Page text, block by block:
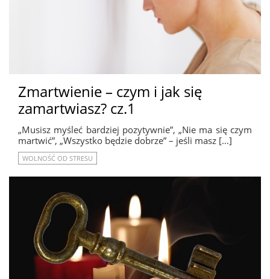
Zmartwienie – czym i jak się
zamartwiasz? cz.1
„Musisz myśleć bardziej pozytywnie”, „Nie ma się czym
martwić”, „Wszystko będzie dobrze” – jeśli masz […]
WOLNOŚĆ OD STRESU